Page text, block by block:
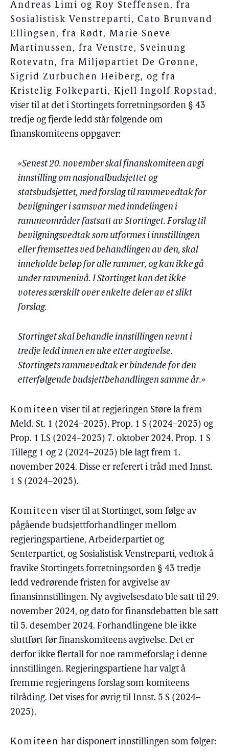
Andreas Limi og Roy Steffensen, fra
Sosialistisk Venstreparti, Cato Brunvand
Ellingsen, fra Rødt, Marie Sneve
Martinussen, fra Venstre, Sveinung
Rotevatn, fra Miljøpartiet De Grønne,
Sigrid Zurbuchen Heiberg, og fra
Kristelig Folkeparti, Kjell Ingolf Ropstad,
viser til at det i Stortingets forretningsorden § 43
tredje og fjerde ledd står følgende om
finanskomiteens oppgaver:
«Senest 20. november skal finanskomiteen avgi
innstilling om nasjonalbudsjettet og
statsbudsjettet, med forslag til rammevedtak for
bevilgninger i samsvar med inndelingen i
rammeområder fastsatt av Stortinget. Forslag til
bevilgningsvedtak som utformes i innstillingen
eller fremsettes ved behandlingen av den, skal
inneholde beløp for alle rammer, og kan ikke gå
under rammenivå. I Stortinget kan det ikke
voteres særskilt over enkelte deler av et slikt
forslag.
Stortinget skal behandle innstillingen nevnt i
tredje ledd innen en uke etter avgivelse.
Stortingets rammevedtak er bindende for den
etterfølgende budsjettbehandlingen samme år.»
Komiteen viser til at regjeringen Støre la frem
Meld. St. 1 (2024–2025), Prop. 1 S (2024–2025) og
Prop. 1 LS (2024–2025) 7. oktober 2024. Prop. 1 S
Tillegg 1 og 2 (2024–2025) ble lagt frem 1.
november 2024. Disse er referert i tråd med Innst.
1 S (2024–2025).
Komiteen viser til at Stortinget, som følge av
pågående budsjettforhandlinger mellom
regjeringspartiene, Arbeiderpartiet og
Senterpartiet, og Sosialistisk Venstreparti, vedtok å
fravike Stortingets forretningsorden § 43 tredje
ledd vedrørende fristen for avgivelse av
finansinnstillingen. Ny avgivelsesdato ble satt til 29.
november 2024, og dato for finansdebatten ble satt
til 5. desember 2024. Forhandlingene ble ikke
sluttført før finanskomiteens avgivelse. Det er
derfor ikke flertall for noe rammeforslag i denne
innstillingen. Regjeringspartiene har valgt å
fremme regjeringens forslag som komiteens
tilråding. Det vises for øvrig til Innst. 5 S (2024–
2025).
Komiteen har disponert innstillingen som følger: